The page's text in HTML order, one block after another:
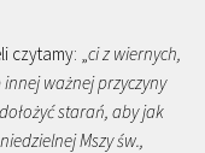
czytamy: „ci z wiernych,
ważnej przyczyny
starań, aby jak
Mszy św.,